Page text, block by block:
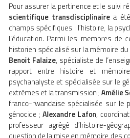
Pour assurer la pertinence et le suivi
scientifique transdisciplinairea été
champs spécifiques : l’histoire, la
l’éducation. Parmi les membres de
historien spécialisé sur la mémoire
Benoit Falaize, spécialiste de
rapport entre histoire et
psychanalyste et spécialisée sur le
extrêmes et la transmission ;Amélie
franco-rwandaise spécialisée sur le
génocide ;Alexandre Lafon,
professeur agrégé d’histoire-